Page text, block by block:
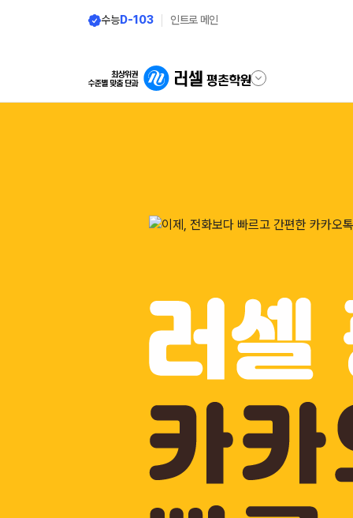
수능D-103 인트로 메인